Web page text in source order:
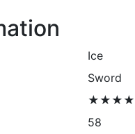
Ice
Sword
58